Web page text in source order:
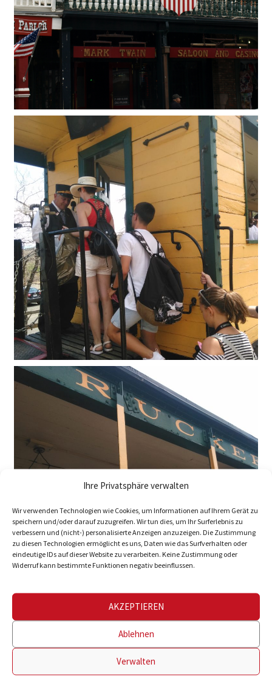
Ihre Privatsphäre verwalten
Wir verwenden Technologien wie Cookies, um Informationen auf Ihrem Gerät zu
speichern und/oder darauf zuzugreifen. Wir tun dies, um Ihr Surferlebnis zu
verbessern und (nicht-) personalisierte Anzeigen anzuzeigen. Die Zustimmung
zu diesen Technologien ermöglicht es uns, Daten wie das Surfverhalten oder
eindeutige IDs auf dieser Website zu verarbeiten. Keine Zustimmung oder
Widerruf kann bestimmte Funktionen negativ beeinflussen.
AKZEPTIEREN
Ablehnen
Verwalten